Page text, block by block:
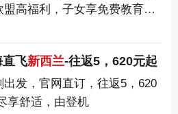
盟高福利，子女享免费教育，
直飞新西兰-往返5，620元起
出发，官网直订，往返5，620
享舒适，由登机